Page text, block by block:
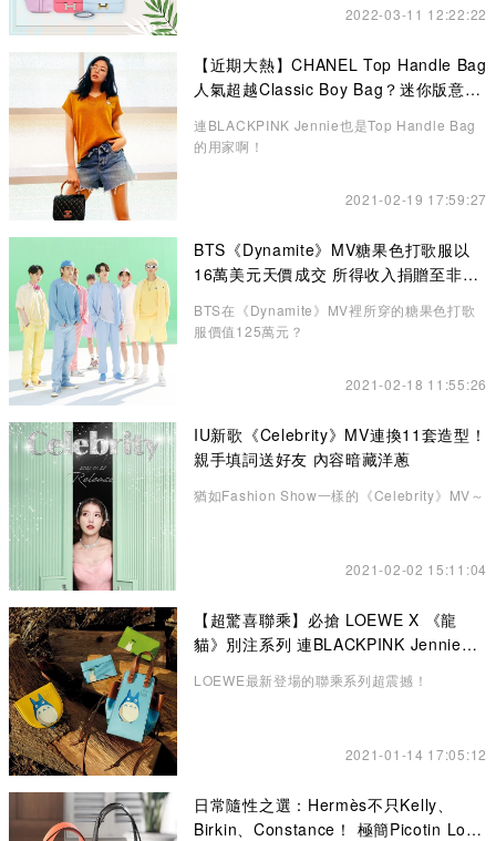
2022-03-11 12:22:22
【近期大熱】CHANEL Top Handle Bag
人氣超越Classic Boy Bag？迷你版意想
連BLACKPINK Jennie也是Top Handle Bag
的用家啊！
2021-02-19 17:59:27
BTS《Dynamite》MV糖果色打歌服以
16萬美元天價成交 所得收入捐贈至非牟
BTS在《Dynamite》MV裡所穿的糖果色打歌
服價值125萬元？
2021-02-18 11:55:26
IU新歌《Celebrity》MV連換11套造型！
親手填詞送好友 內容暗藏洋蔥
猶如Fashion Show一樣的《Celebrity》MV～
2021-02-02 15:11:04
【超驚喜聯乘】必搶 LOEWE X 《龍
貓》別注系列 連BLACKPINK Jennie也
LOEWE最新登場的聯乘系列超震撼！
2021-01-14 17:05:12
日常隨性之選：Hermès不只Kelly、
Birkin、Constance！ 極簡Picotin Lock